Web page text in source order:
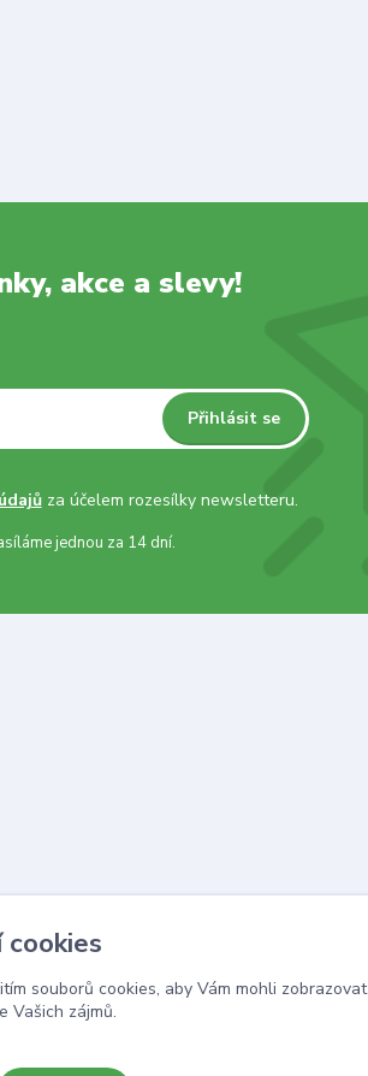
akce a slevy!
Přihlásit se
za účelem rozesílky newsletteru.
jednou za 14 dní.
cookies
souborů cookies, aby Vám mohli zobrazovat
Vašich zájmů.